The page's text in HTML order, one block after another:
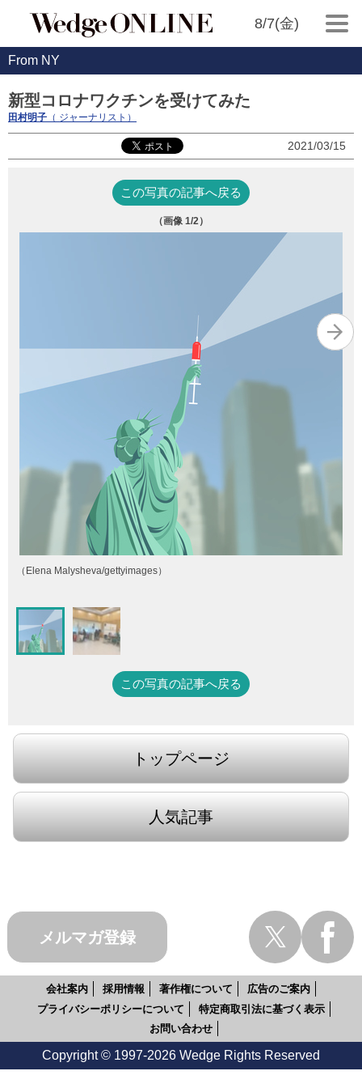
8/7(金)
From NY
新型コロナワクチンを受けてみた
田村明子 （ ジャーナリスト）
2021/03/15
この写真の記事へ戻る
（画像 1/2）
（Elena Malysheva/gettyimages）
この写真の記事へ戻る
トップページ
人気記事
メルマガ登録
会社案内 採用情報 著作権について
広告のご案内
プライバシーポリシーについて
特定商取引法に基づく表示
お問い合わせ
Copyright © 1997-2026 Wedge Rights Reserved